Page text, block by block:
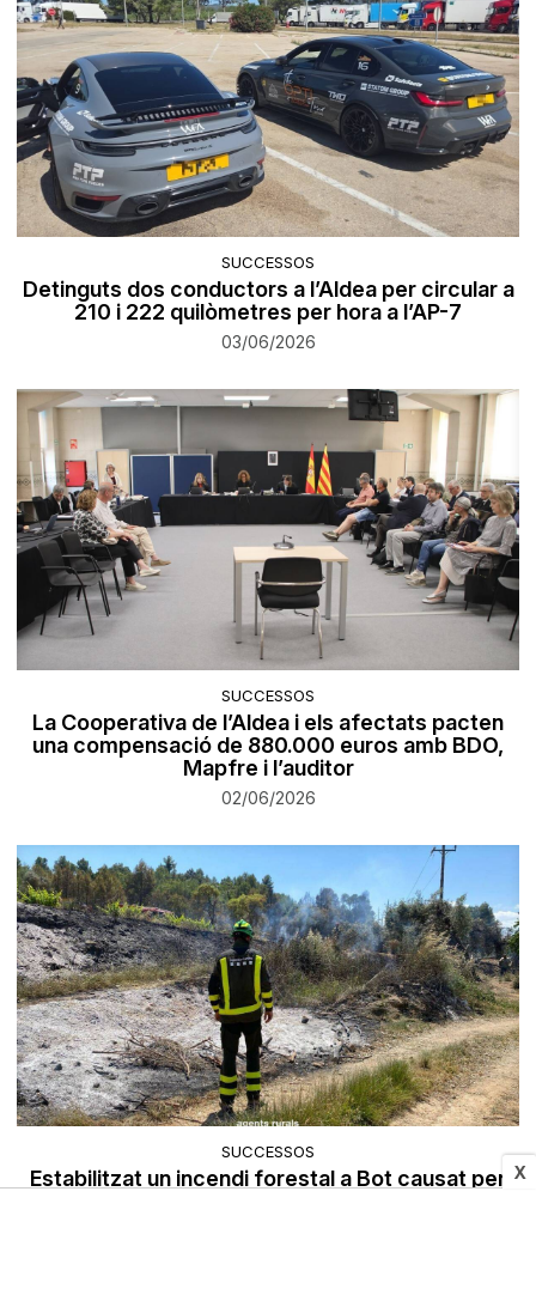
X
SUCCESSOS
Detinguts dos conductors a l’Aldea per circular a
210 i 222 quilòmetres per hora a l’AP-7
03/06/2026
SUCCESSOS
La Cooperativa de l’Aldea i els afectats pacten
una compensació de 880.000 euros amb BDO,
Mapfre i l’auditor
02/06/2026
SUCCESSOS
Estabilitzat un incendi forestal a Bot causat per